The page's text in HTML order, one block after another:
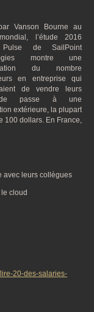
Vanson Bourne au
l’étude 2016
Pulse de SailPoint
montre une
du nombre
en entreprise qui
de vendre leurs
passe à une
extérieure, la plupart
100 dollars. En France,
avec leurs collègues
cloud
20-des-salaries-